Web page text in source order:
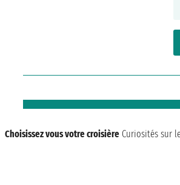
Choisissez vous votre croisière Curiosités sur